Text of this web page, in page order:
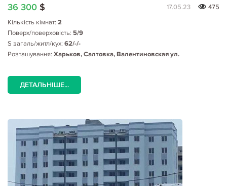
36 300 $ 17.05.23
475
Кількість кімнат: 2
Поверх/поверховість: 5/9
S загаль/житл/кух: 62/-/-
Розташування: Харьков, Салтовка, Валентиновская ул.
ДЕТАЛЬНІШЕ...